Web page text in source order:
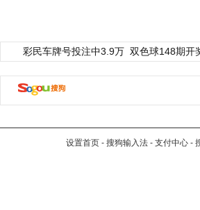
彩民车牌号投注中3.9万 双色球148期开
设置首页 - 搜狗输入法 - 支付中心 -